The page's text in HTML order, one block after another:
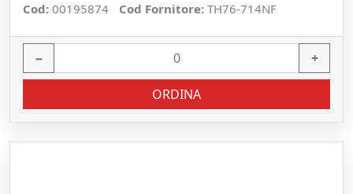
Cod: 00195874 Cod Fornitore: TH76-714NF
− +
ORDINA